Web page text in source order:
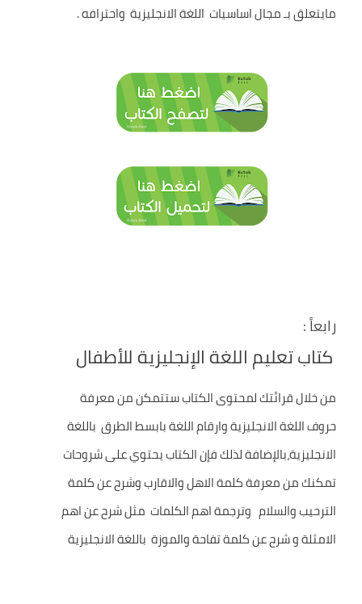
مايتعلق بـ مجال اساسيات اللغة الانجليزية واحترافه .
رابعاً :
كتاب تعليم اللغة الإنجليزية للأطفال
من خلال قرائتك لمحتوى الكتاب ستتمكن من معرفة
حروف اللغة الانجليزية وارقام اللغة بابسط الطرق باللغة
الانجليزية،بالإضافة لذلك فإن الكتاب يحتوي على شروحات
تمكنك من معرفة كلمة الاهل والاقارب وشرح عن كلمة
الترحيب والسلام وترجمة اهم الكلمات مثل شرح عن اهم
الامثلة و شرح عن كلمة تفاحة والموزة باللغة الانجليزية